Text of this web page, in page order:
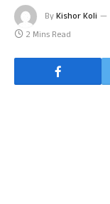
ByKishor Koli
2 Mins Read